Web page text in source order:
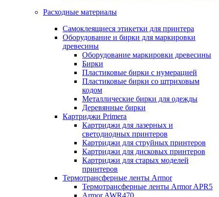
Расходные материалы
Самоклеящиеся этикетки для принтера
Оборудование и бирки для маркировки
древесины
Оборудование маркировки древесины
Бирки
Пластиковые бирки с нумерацией
Пластиковые бирки со штриховым
кодом
Металлические бирки для одежды
Деревянные бирки
Картриджи Primera
Картриджи для лазерных и
светодиодных принтеров
Картриджи для струйных принтеров
Картриджи для дисковых принтеров
Картриджи для старых моделей
принтеров
Термотрансферные ленты Armor
Термотрансферные ленты Armor APR5
Armor AWR470